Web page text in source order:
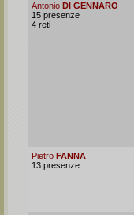
Antonio DI GENNARO
15 presenze
4 reti
Pietro FANNA
13 presenze